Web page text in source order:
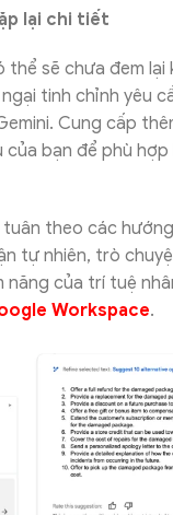
lại chi tiết
thể sẽ chưa đem
tinh chỉnh yêu
Cung cấp
của bạn để phù
theo các
tự nhiên, trò
của trí tuệ
Workspace.